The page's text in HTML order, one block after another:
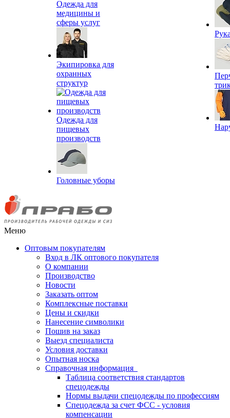
Одежда для
медицины и
сферы услуг
Экипировка для
охранных
структур
Одежда для
пищевых
производств
Головные уборы
Меню
Оптовым покупателям
Вход в ЛК оптового покупателя
О компании
Производство
Новости
Заказать оптом
Комплексные поставки
Цены и скидки
Нанесение символики
Пошив на заказ
Выезд специалиста
Условия доставки
Опытная носка
Справочная информация
Таблица соответствия стандартов
спецодежды
Нормы выдачи спецодежды по профессиям
Спецодежда за счет ФСС - условия
компенсации